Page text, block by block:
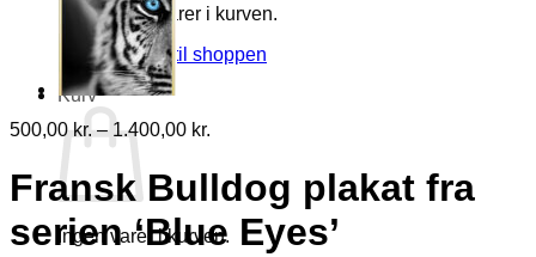
Ingen varer i kurven.
Tilbage til shoppen
Kurv
Ingen varer i kurven.
500,00kr. – 1.400,00 kr.
til
1.400,00 kr.
Fransk Bulldog plakat fra
serien ‘Blue Eyes’